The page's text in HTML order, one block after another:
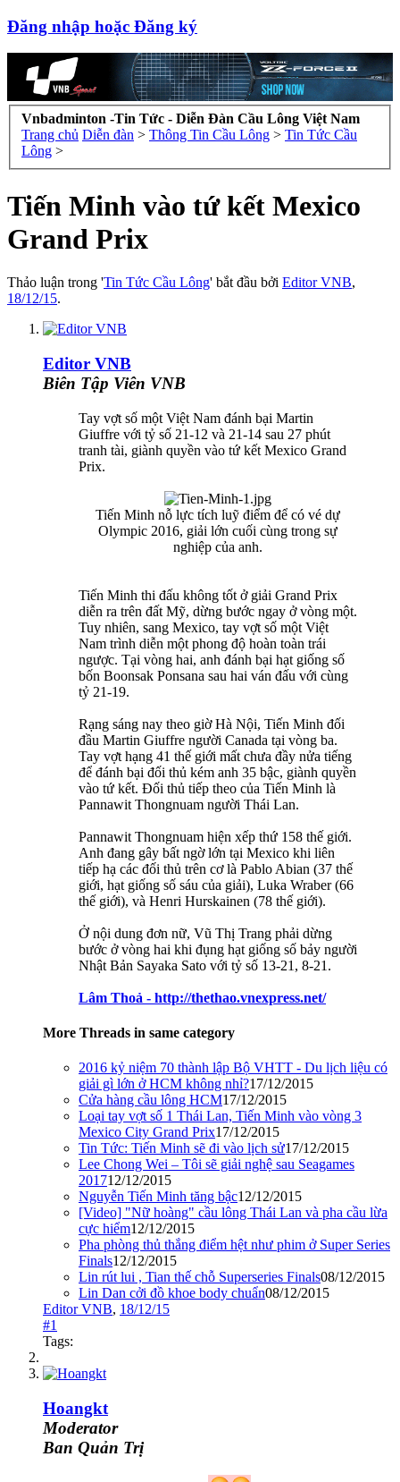
Đăng nhập hoặc Đăng ký
Vnbadminton -Tin Tức - Diễn Đàn Cầu Lông Việt Nam
Trang chủ Diễn đàn > Thông Tin Cầu Lông > Tin Tức Cầu
Lông >
Tiến Minh vào tứ kết Mexico
Grand Prix
Thảo luận trong 'Tin Tức Cầu Lông' bắt đầu bởi Editor VNB,
18/12/15.
Editor VNB
Biên Tập Viên VNB
Tay vợt số một Việt Nam đánh bại Martin
Giuffre với tỷ số 21-12 và 21-14 sau 27 phút
tranh tài, giành quyền vào tứ kết Mexico Grand
Prix.
Tiến Minh nỗ lực tích luỹ điểm để có vé dự
Olympic 2016, giải lớn cuối cùng trong sự
nghiệp của anh.
Tiến Minh thi đấu không tốt ở giải Grand Prix
diễn ra trên đất Mỹ, dừng bước ngay ở vòng một.
Tuy nhiên, sang Mexico, tay vợt số một Việt
Nam trình diễn một phong độ hoàn toàn trái
ngược. Tại vòng hai, anh đánh bại hạt giống số
bốn Boonsak Ponsana sau hai ván đấu với cùng
tỷ 21-19.
Rạng sáng nay theo giờ Hà Nội, Tiến Minh đối
đầu Martin Giuffre người Canada tại vòng ba.
Tay vợt hạng 41 thế giới mất chưa đầy nửa tiếng
để đánh bại đối thủ kém anh 35 bậc, giành quyền
vào tứ kết. Đối thủ tiếp theo của Tiến Minh là
Pannawit Thongnuam người Thái Lan.
Pannawit Thongnuam hiện xếp thứ 158 thế giới.
Anh đang gây bất ngờ lớn tại Mexico khi liên
tiếp hạ các đối thủ trên cơ là Pablo Abian (37 thế
giới, hạt giống số sáu của giải), Luka Wraber (66
thế giới), và Henri Hurskainen (78 thế giới).
Ở nội dung đơn nữ, Vũ Thị Trang phải dừng
bước ở vòng hai khi đụng hạt giống số bảy người
Nhật Bản Sayaka Sato với tỷ số 13-21, 8-21.
Lâm Thoả - http://thethao.vnexpress.net/
More Threads in same category
2016 kỷ niệm 70 thành lập Bộ VHTT - Du lịch liệu có
giải gì lớn ở HCM không nhỉ?17/12/2015
Cửa hàng cầu lông HCM17/12/2015
Loại tay vợt số 1 Thái Lan, Tiến Minh vào vòng 3
Mexico City Grand Prix17/12/2015
Tin Tức: Tiến Minh sẽ đi vào lịch sử17/12/2015
Lee Chong Wei – Tôi sẽ giải nghệ sau Seagames
201712/12/2015
Nguyễn Tiến Minh tăng bậc12/12/2015
[Video] "Nữ hoàng" cầu lông Thái Lan và pha cầu lừa
cực hiểm12/12/2015
Pha phòng thủ thắng điểm hệt như phim ở Super Series
Finals12/12/2015
Lin rút lui , Tian thế chỗ Superseries Finals08/12/2015
Lin Dan cởi đồ khoe body chuẩn08/12/2015
Editor VNB, 18/12/15
#1
Tags:
Hoangkt
Moderator
Ban Quản Trị